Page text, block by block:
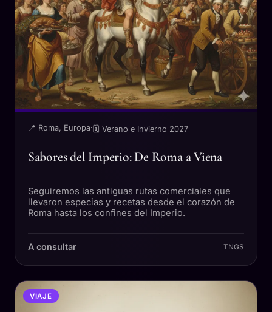
📍 Roma, Europa· 🗓 Verano e Invierno 2027
Sabores del Imperio: De Roma a Viena
Seguiremos las antiguas rutas comerciales que
llevaron especias y recetas desde el corazón de
Roma hasta los confines del Imperio.
A consultar TNGS
VIAJE